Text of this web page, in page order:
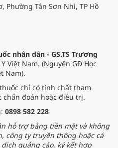
Phường Tân Sơn Nhì, TP Hồ
nhân dân - GS.TS Trương
Việt Nam. (Nguyên GĐ Học
Nam).
chỉ có tính chất tham
chẩn đoán hoặc điều trị.
0898 582 228
hỗ trợ bằng tiền mặt và không
công ty truyền thông hoặc cá
quảng cáo, ký kết hợp